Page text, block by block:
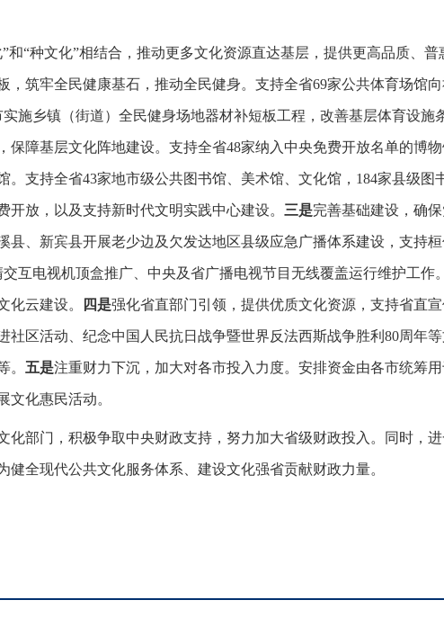
种文化”相结合，推动更多文化资源直达基层，提供更高品质、普
，筑牢全民健康基石，推动全民健身。支持全省69家公共体育场馆
施乡镇（街道）全民健身场地器材补短板工程，改善基层体育设施
保障基层文化阵地建设。支持全省48家纳入中央免费开放名单的博物
支持全省43家地市级公共图书馆、美术馆、文化馆，184家县级图
放，以及支持新时代文明实践中心建设。 三是完善基础建设，确
县、新宾县开展老少边及欠发达地区县级应急广播体系建设，支持
互电视机顶盒推广、中央及省广播电视节目无线覆盖运行维护工作
化云建设。 四是强化省直部门引领，提供优质文化资源，支持省直
社区活动、纪念中国人民抗日战争暨世界反法西斯战争胜利80周年
。 五是注重财力下沉，加大对各市投入力度。安排资金由各市统筹
文化惠民活动。
部门，积极争取中央财政支持，努力加大省级财政投入。同时，进
全现代公共文化服务体系、建设文化强省贡献财政力量。